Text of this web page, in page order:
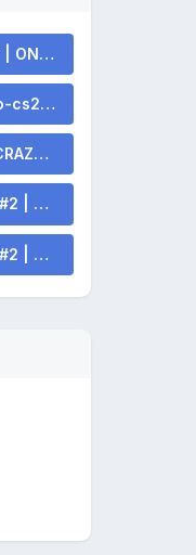
🐲
!SKINS
SKINS
SKINS
SKINS